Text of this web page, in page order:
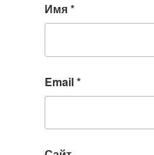
Имя*
Email*